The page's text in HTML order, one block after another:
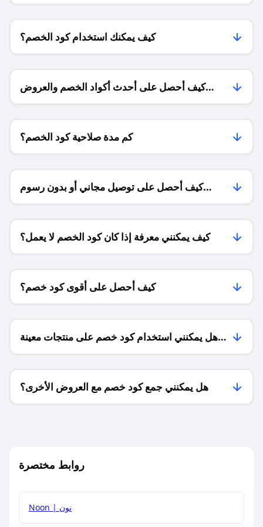
كيف يمكنك استخدام كود الخصم؟
كيف أحصل على أحدث أكواد الخصم والعروض
للمتاجر؟
كم مدة صلاحية كود الخصم؟
كيف أحصل على توصيل مجاني أو بدون رسوم
الشحن ؟
كيف يمكنني معرفة إذا كان كود الخصم لا يعمل؟
كيف أحصل على أقوى كود خصم؟
هل يمكنني استخدام كود خصم على منتجات معينة
فقط؟
هل يمكنني جمع كود خصم مع العروض الأخرى؟
روابط مختصرة
Noon | نون